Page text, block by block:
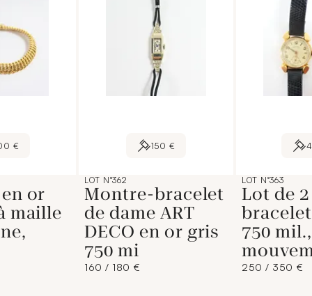
€
or
maille
150 €
LOT N°362
Montre-bracelet
de dame ART
DECO en or gris
750 mi
160 / 180 €
LOT N°363
Lot de
750 mil.,
250 / 350 €